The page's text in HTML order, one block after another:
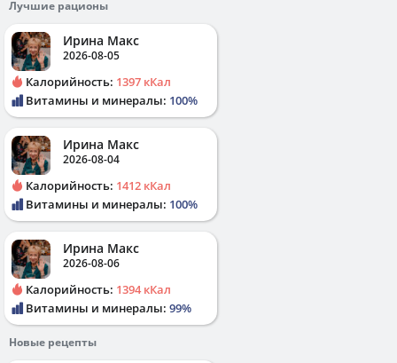
Лучшие рационы
Ирина Макс
2026-08-05
Калорийность: 1397 кКал
Витамины и минералы: 100%
Ирина Макс
2026-08-04
Калорийность: 1412 кКал
Витамины и минералы: 100%
Ирина Макс
2026-08-06
Калорийность: 1394 кКал
Витамины и минералы: 99%
Новые рецепты